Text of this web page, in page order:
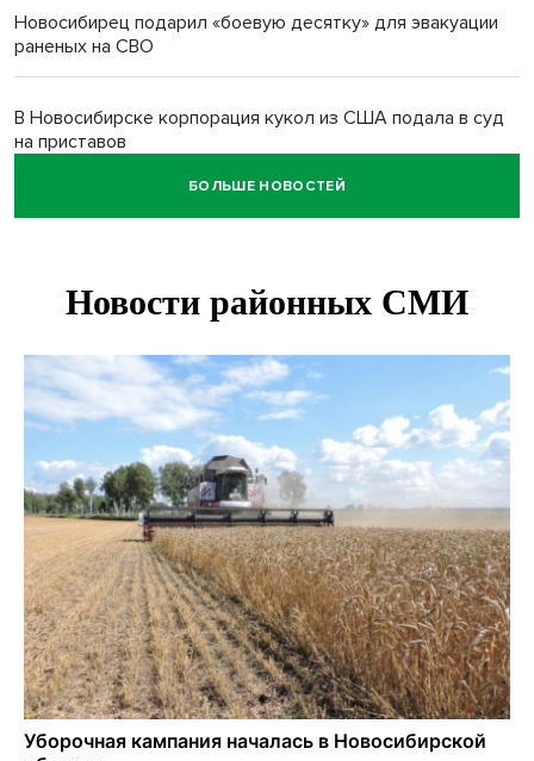
Новосибирец подарил «боевую десятку» для эвакуации
раненых на СВО
В Новосибирске корпорация кукол из США подала в суд
на приставов
В Новосибирске минздрав объявил бесплатную
В Новосибирске врачи прооперировали 25 тысяч
Знаменитый орангутан Бату отметил юбилей в
новосибирском зоопарке
Новосибирские хирурги спасли сердце восьмиклассницы
с донорским клапаном
БОЛЬШЕ НОВОСТЕЙ